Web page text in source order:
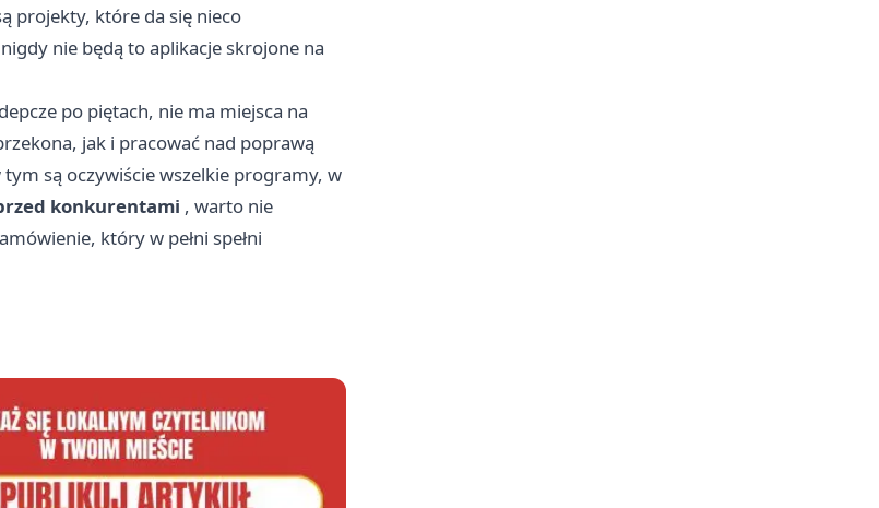
projekty, które da się nieco
nie będą to aplikacje skrojone na
po piętach, nie ma miejsca na
jak i pracować nad poprawą
są oczywiście wszelkie programy, w
konkurentami , warto nie
który w pełni spełni